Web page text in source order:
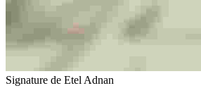
Signature de Etel Adnan